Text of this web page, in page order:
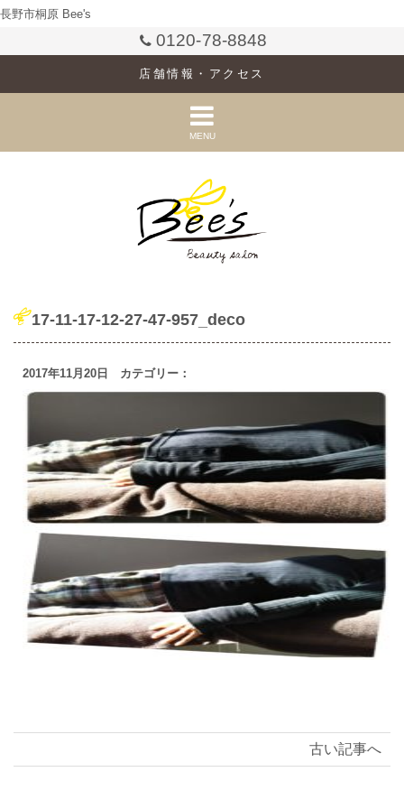
長野市桐原 Bee's
0120-78-8848
店舗情報・アクセス
MENU
17-11-17-12-27-47-957_deco
2017年11月20日 カテゴリー：
古い記事へ